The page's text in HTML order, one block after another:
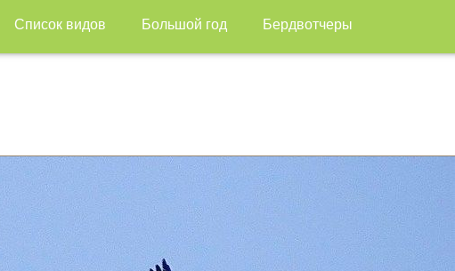
Список видов Большой год Бердвотчеры